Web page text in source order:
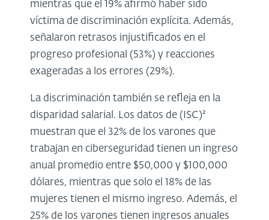
mientras que el 19% afirmó haber sido
víctima de discriminación explícita. Además,
señalaron retrasos injustificados en el
progreso profesional (53%) y reacciones
exageradas a los errores (29%).
La discriminación también se refleja en la
disparidad salarial. Los datos de (ISC)²
muestran que el 32% de los varones que
trabajan en ciberseguridad tienen un ingreso
anual promedio entre $50,000 y $100,000
dólares, mientras que solo el 18% de las
mujeres tienen el mismo ingreso. Además, el
25% de los varones tienen ingresos anuales